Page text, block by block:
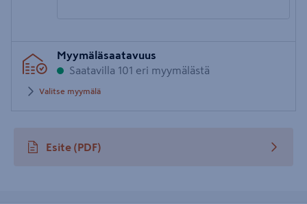
postinumero
Myymäläsaatavuus
Saatavilla 101 eri myymälästä
Valitse myymälä
Esite (PDF)
avautuu uuteen välilehteen